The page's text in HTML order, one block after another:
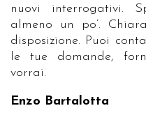
nuovi interrogativi.
almeno un po’.
disposizione. Puoi
le tue domande,
vorrai.
Enzo Bartalotta